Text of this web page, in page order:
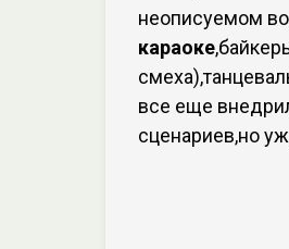
неописуемом
караоке
все еще
сценариев,но